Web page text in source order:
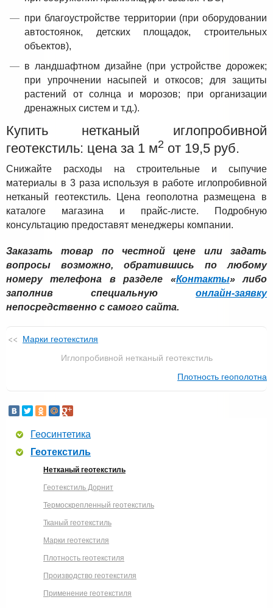
при благоустройстве территории (при оборудовании
автостоянок, детских площадок, строительных
объектов),
в ландшафтном дизайне (при устройстве дорожек;
при упрочнении насыпей и откосов; для защиты
растений от солнца и морозов; при организации
дренажных систем и т.д.).
Купить нетканый иглопробивной
геотекстиль: цена за 1 м2 от 19,5 руб.
Снижайте расходы на строительные и сыпучие
материалы в 3 раза используя в работе иглопробивной
нетканый геотекстиль. Цена геополотна размещена в
каталоге магазина и прайс-листе. Подробную
консультацию предоставят менеджеры компании.
Заказать товар по честной цене или задать
вопросы возможно, обратившись по любому
номеру телефона в разделе «Контакты» либо
заполнив специальную онлайн-заявку
непосредственно с самого сайта.
Марки геотекстиля
Иглопробивной нетканый геотекстиль
Плотность геополотна
Геосинтетика
Геотекстиль
Нетканый геотекстиль
Геотекстиль Дорнит
Термоскрепленный геотекстиль
Тканый геотекстиль
Марки геотекстиля
Плотность геотекстиля
Производство геотекстиля
Применение геотекстиля